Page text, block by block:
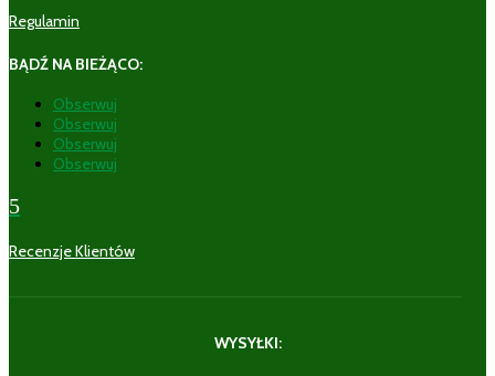
Regulamin
BĄDŹ NA BIEŻĄCO:
Obserwuj
Obserwuj
Obserwuj
Obserwuj
5
Recenzje Klientów
WYSYŁKI: